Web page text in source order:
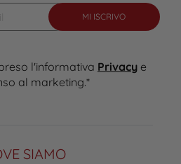
MI ISCRIVO
l'informativa Privacye
al marketing.*
SIAMO